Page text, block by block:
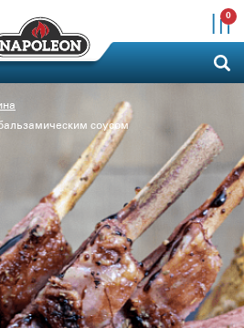
0
соусом